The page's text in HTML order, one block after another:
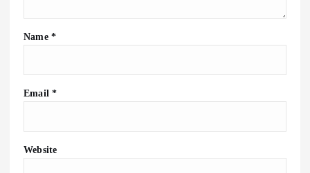
Name *
Email *
Website